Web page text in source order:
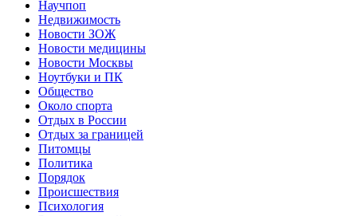
Научпоп
Недвижимость
Новости ЗОЖ
Новости медицины
Новости Москвы
Ноутбуки и ПК
Общество
Около спорта
Отдых в России
Отдых за границей
Питомцы
Политика
Порядок
Происшествия
Психология